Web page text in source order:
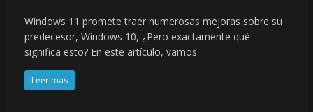
Windows 11 promete traer numerosas mejoras sobre su
predecesor, Windows 10, ¿Pero exactamente qué
significa esto? En este artículo, vamos
Leer más